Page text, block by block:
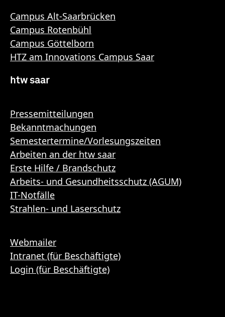
Campus Alt-Saarbrücken
Campus Rotenbühl
Campus Göttelborn
HTZ am Innovations Campus Saar
htw saar
Pressemitteilungen
Bekanntmachungen
Semestertermine/Vorlesungszeiten
Arbeiten an der htw saar
Erste Hilfe / Brandschutz
Arbeits- und Gesundheitsschutz (AGUM)
IT-Notfälle
Strahlen- und Laserschutz
Webmailer
Intranet (für Beschäftigte)
Login (für Beschäftigte)